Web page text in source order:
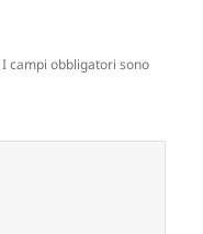
I campi obbligatori sono